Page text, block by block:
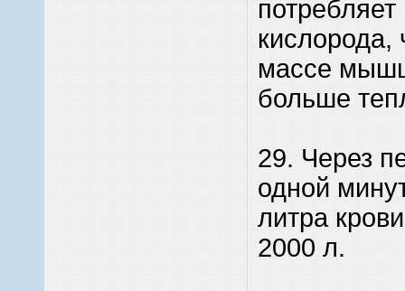
кислорода,
массе
больше
29. Через
одной
литра
2000 л.